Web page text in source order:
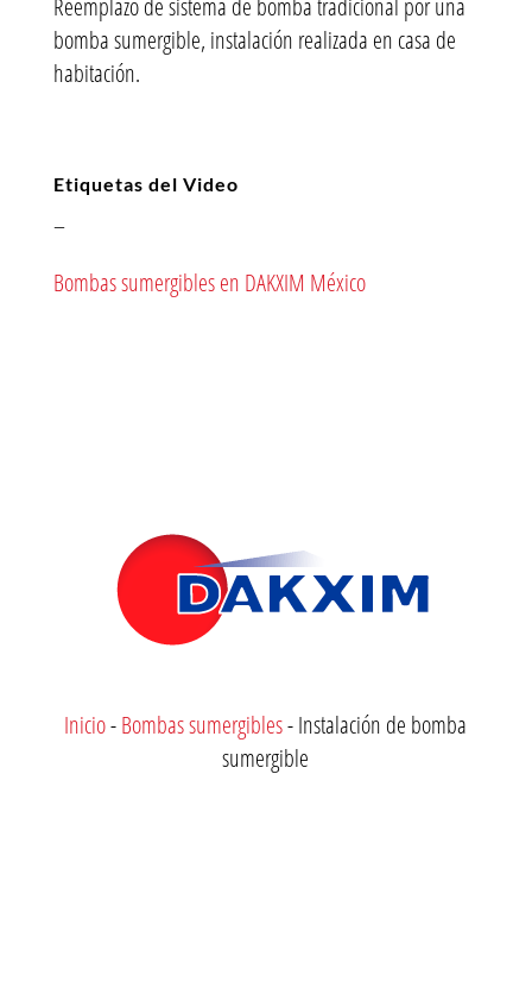
bomba sumergible, instalación realizada en casa de
habitación.
Etiquetas del Video
–
Bombas sumergibles en DAKXIM México
Inicio-Bombas sumergibles-Instalación de bomba
sumergible